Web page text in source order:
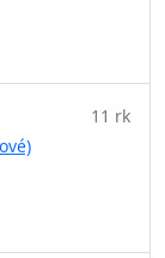
11 rk